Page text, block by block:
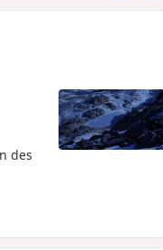
des